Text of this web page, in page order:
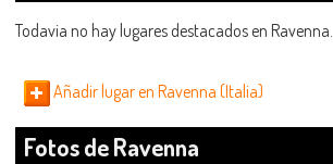
Todavia no hay lugares destacados en Ravenna.
Añadir lugar en Ravenna (Italia)
Fotos de Ravenna